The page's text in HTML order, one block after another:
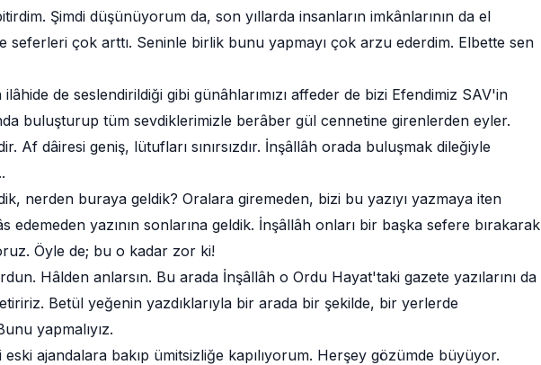
Şimdi düşünüyorum da, son yıllarda insanların imkânlarının da el
seferleri çok arttı. Seninle birlik bunu yapmayı çok arzu ederdim. Elbette sen
de seslendirildiği gibi günâhlarımızı affeder de bizi Efendimiz SAV'in
buluşturup tüm sevdiklerimizle berâber gül cennetine girenlerden eyler.
Af dâiresi geniş, lütufları sınırsızdır. İnşâllâh orada buluşmak dileğiyle
nerden buraya geldik? Oralara giremeden, bizi bu yazıyı yazmaya iten
edemeden yazının sonlarına geldik. İnşâllâh onları bir başka sefere bırakarak
Öyle de; bu o kadar zor ki!
Hâlden anlarsın. Bu arada İnşâllâh o Ordu Hayat'taki gazete yazılarını da
Betül yeğenin yazdıklarıyla bir arada bir şekilde, bir yerlerde
yapmalıyız.
eski ajandalara bakıp ümitsizliğe kapılıyorum. Herşey gözümde büyüyor.